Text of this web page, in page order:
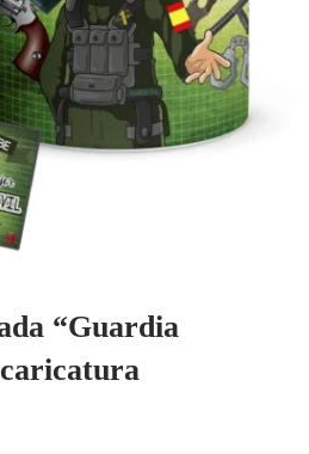
“Guardia